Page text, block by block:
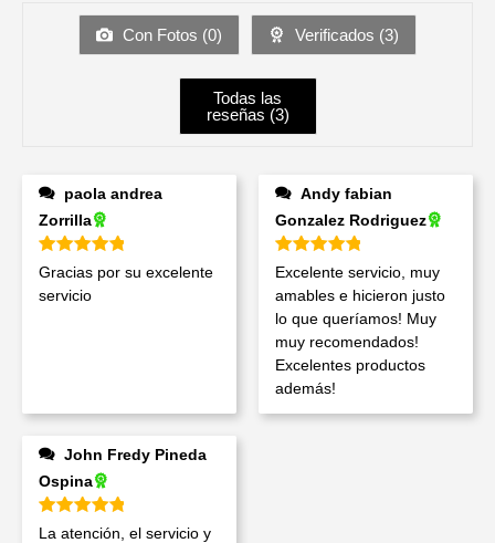
Con Fotos (0) Verificados (3)
Todas las
reseñas (3)
Zorrilla
Valorado en5 de 5
Gracias por su excelente
servicio
Gonzalez Rodriguez
Valorado en 5de 5
Excelente servicio, muy
amables e hicieron justo
lo que queríamos! Muy
muy recomendados!
Excelentes productos
además!
Ospina
Valorado en 5 de 5
La atención, el servicio y